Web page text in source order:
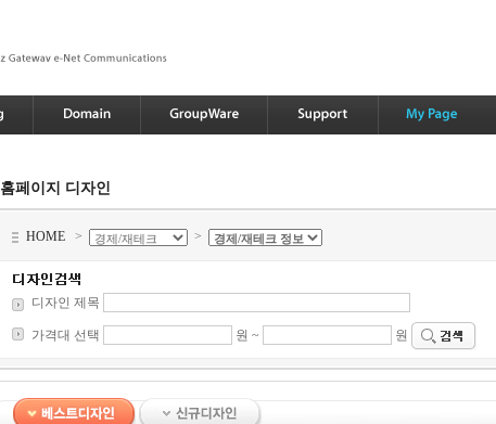
홈페이지 디자인
HOME > >
디자인 제목
가격대 선택 원 ~ 원